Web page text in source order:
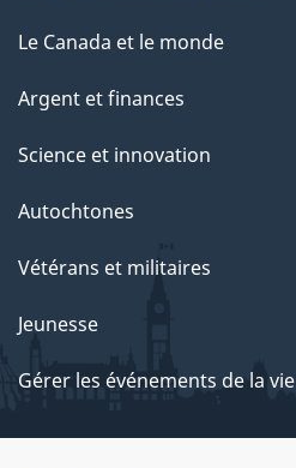
Le Canada et le monde
Argent et finances
Science et innovation
Autochtones
Vétérans et militaires
Jeunesse
Gérer les événements de la vie